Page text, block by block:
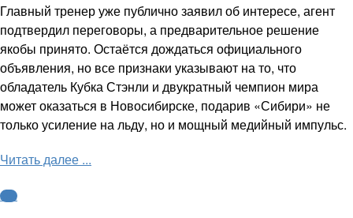
Главный тренер уже публично заявил об интересе, агент
подтвердил переговоры, а предварительное решение
якобы принято. Остаётся дождаться официального
объявления, но все признаки указывают на то, что
обладатель Кубка Стэнли и двукратный чемпион мира
может оказаться в Новосибирске, подарив «Сибири» не
только усиление на льду, но и мощный медийный импульс.
Читать далее ...
КХЛ